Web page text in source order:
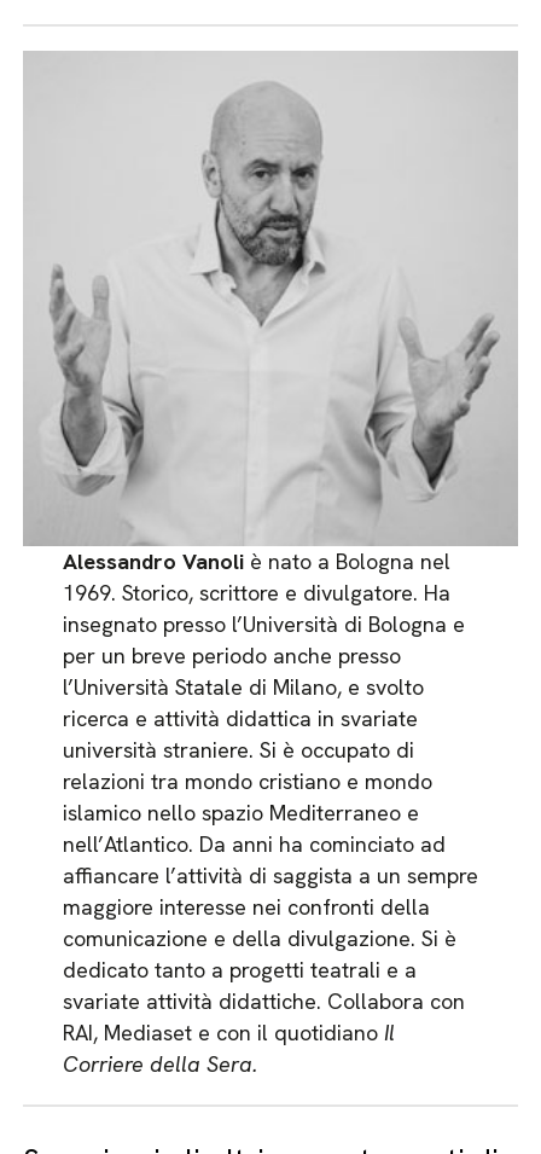
Alessandro Vanoli è nato a Bologna nel
1969. Storico, scrittore e divulgatore. Ha
insegnato presso l’Università di Bologna e
per un breve periodo anche presso
l’Università Statale di Milano, e svolto
ricerca e attività didattica in svariate
università straniere. Si è occupato di
relazioni tra mondo cristiano e mondo
islamico nello spazio Mediterraneo e
nell’Atlantico. Da anni ha cominciato ad
affiancare l’attività di saggista a un sempre
maggiore interesse nei confronti della
comunicazione e della divulgazione. Si è
dedicato tanto a progetti teatrali e a
svariate attività didattiche. Collabora con
RAI, Mediaset e con il quotidiano Il
Corriere della Sera.